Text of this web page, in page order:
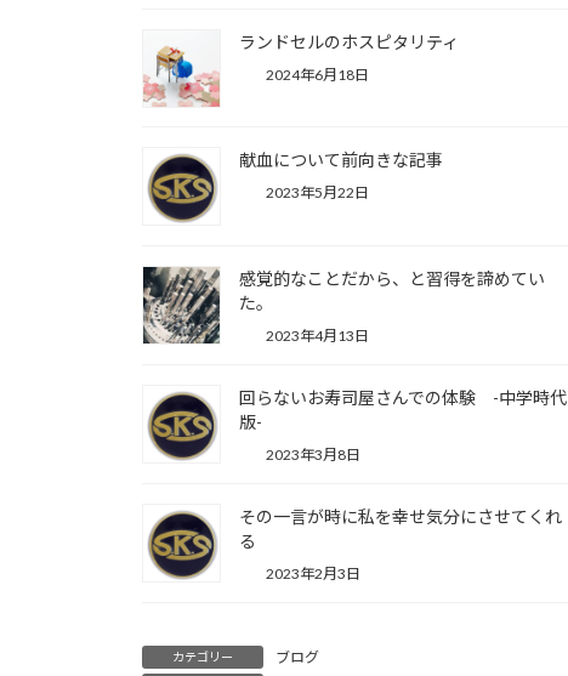
ランドセルのホスピタリティ
2024年6月18日
献血について前向きな記事
2023年5月22日
感覚的なことだから、と習得を諦めてい
た。
2023年4月13日
回らないお寿司屋さんでの体験 -中学時代
版-
2023年3月8日
その一言が時に私を幸せ気分にさせてくれ
る
2023年2月3日
カテゴリー ブログ